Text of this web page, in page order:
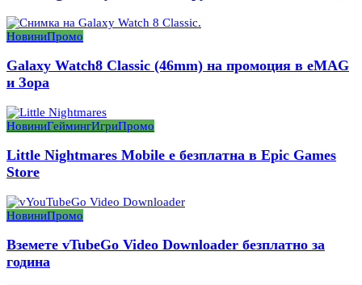
НовиниПромо
Galaxy Watch8 Classic (46mm) на промоция в eMAG
и Зора
НовиниГеймингИгриПромо
Little Nightmares Mobile е безплатна в Epic Games
Store
НовиниПромо
Вземете vTubeGo Video Downloader безплатно за
година